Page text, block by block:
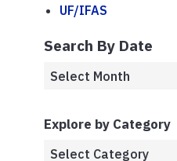
UF/IFAS
Search By Date
Explore by Category